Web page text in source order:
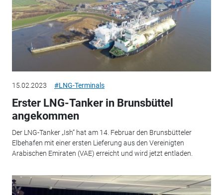
15.02.2023 #LNG-Terminals
Erster LNG-Tanker in Brunsbüttel
angekommen
Der LNG-Tanker „Ish“ hat am 14. Februar den Brunsbütteler
Elbehafen mit einer ersten Lieferung aus den Vereinigten
Arabischen Emiraten (VAE) erreicht und wird jetzt entladen.